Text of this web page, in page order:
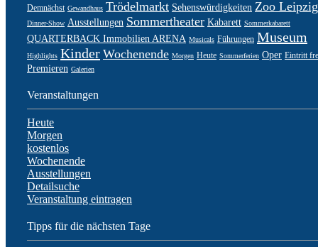
Demnächst Gewandhaus Trödelmarkt Sehenswürdigkeiten Zoo Leipzig
Dinner-Show Ausstellungen Sommertheater Kabarett Sommerkabarett
QUARTERBACK Immobilien ARENA Musicals Führungen Museum
Highlights Kinder Wochenende Morgen Heute Sommerferien Oper Eintritt
Premieren Galerien
Veranstaltungen
Heute
Morgen
kostenlos
Wochenende
Ausstellungen
Detailsuche
Veranstaltung eintragen
Tipps für die nächsten Tage